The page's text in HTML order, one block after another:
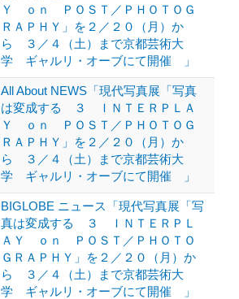
Ｙ ｏｎ ＰＯＳＴ／ＰＨＯＴＯＧ
ＲＡＰＨＹ」を２／２０（月）か
ら ３／４（土）まで京都芸術大
学 ギャルリ・オーブにて開催 」
All About NEWS「現代写真展「写真
は変成する ３ ＩＮＴＥＲＰＬＡ
Ｙ ｏｎ ＰＯＳＴ／ＰＨＯＴＯＧ
ＲＡＰＨＹ」を２／２０（月）か
ら ３／４（土）まで京都芸術大
学 ギャルリ・オーブにて開催 」
BIGLOBE ニュース「現代写真展「写
真は変成する ３ ＩＮＴＥＲＰＬ
ＡＹ ｏｎ ＰＯＳＴ／ＰＨＯＴＯ
ＧＲＡＰＨＹ」を２／２０（月）か
ら ３／４（土）まで京都芸術大
学 ギャルリ・オーブにて開催 」